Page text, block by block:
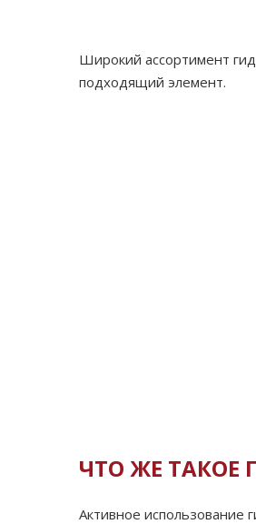
Широкий ассортимент
подходящий элемент.
ЧТО ЖЕ ТАКОЕ
Активное использование